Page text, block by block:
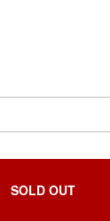
SOLD OUT